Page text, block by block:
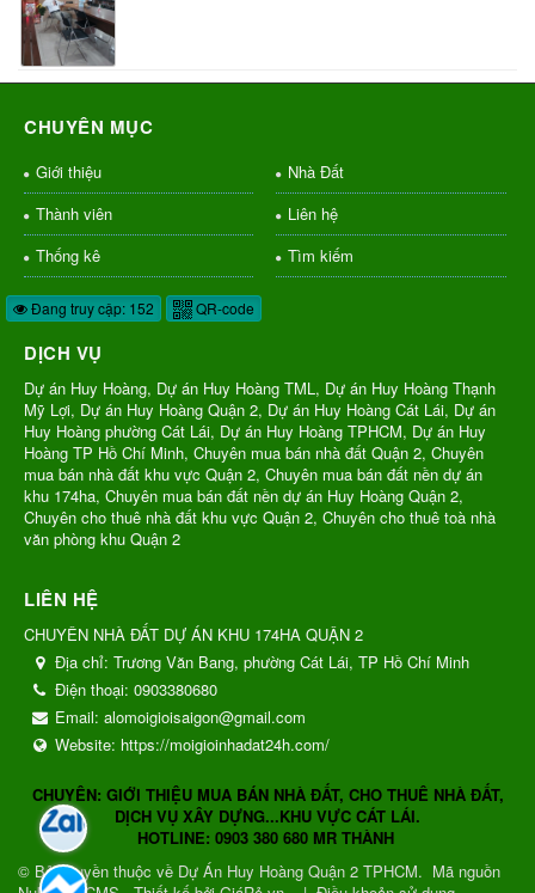
CHUYÊN MỤC
Giới thiệu
Nhà Đất
Thành viên
Liên hệ
Thống kê
Tìm kiếm
Đang truy cập: 152 QR-code
DỊCH VỤ
Dự án Huy Hoàng, Dự án Huy Hoàng TML, Dự án Huy Hoàng Thạnh
Mỹ Lợi, Dự án Huy Hoàng Quận 2, Dự án Huy Hoàng Cát Lái, Dự án
Huy Hoàng phường Cát Lái, Dự án Huy Hoàng TPHCM, Dự án Huy
Hoàng TP Hồ Chí Minh, Chuyên mua bán nhà đất Quận 2, Chuyên
mua bán nhà đất khu vực Quận 2, Chuyên mua bán đất nền dự án
khu 174ha, Chuyên mua bán đất nền dự án Huy Hoàng Quận 2,
Chuyên cho thuê nhà đất khu vực Quận 2, Chuyên cho thuê toà nhà
văn phòng khu Quận 2
LIÊN HỆ
CHUYÊN NHÀ ĐẤT DỰ ÁN KHU 174HA QUẬN 2
Địa chỉ: Trương Văn Bang, phường Cát Lái, TP Hồ Chí Minh
Điện thoại: 0903380680
Email: alomoigioisaigon@gmail.com
Website: https://moigioinhadat24h.com/
CHUYÊN: GIỚI THIỆU MUA BÁN NHÀ ĐẤT, CHO THUÊ NHÀ ĐẤT,
DỊCH VỤ XÂY DỰNG...KHU VỰC CÁT LÁI.
HOTLINE: 0903 380 680 MR THÀNH
© Bản quyền thuộc về Dự Án Huy Hoàng Quận 2 TPHCM. Mã nguồn